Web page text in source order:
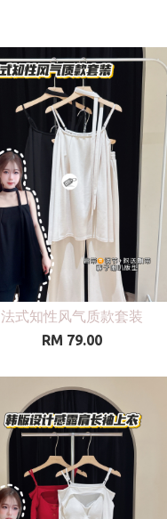
法式知性风气质款套装
RM 79.00